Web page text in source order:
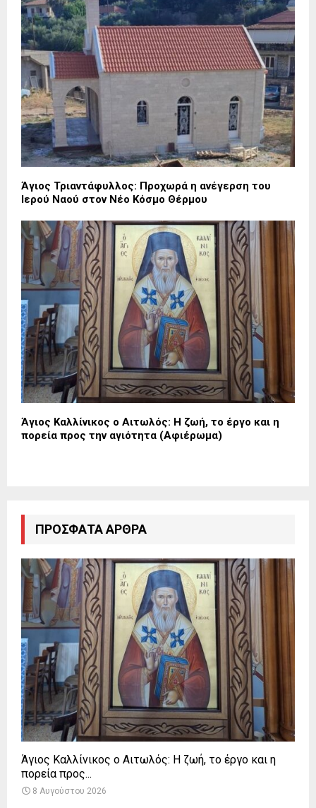
Άγιος Τριαντάφυλλος: Προχωρά η ανέγερση του
Ιερού Ναού στον Νέο Κόσμο Θέρμου
Άγιος Καλλίνικος ο Αιτωλός: Η ζωή, το έργο και η
πορεία προς την αγιότητα (Αφιέρωμα)
ΠΡΌΣΦΑΤΑ ΆΡΘΡΑ
Άγιος Καλλίνικος ο Αιτωλός: Η ζωή, το έργο και η
πορεία προς...
8 Αυγούστου 2026